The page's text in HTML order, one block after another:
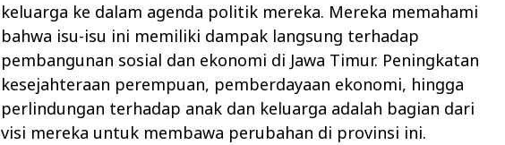
keluarga ke dalam agenda politik mereka. Mereka memahami
bahwa isu-isu ini memiliki dampak langsung terhadap
pembangunan sosial dan ekonomi di Jawa Timur. Peningkatan
kesejahteraan perempuan, pemberdayaan ekonomi, hingga
perlindungan terhadap anak dan keluarga adalah bagian dari
visi mereka untuk membawa perubahan di provinsi ini.